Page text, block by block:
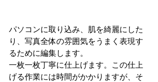
パソコンに取り込み、肌を綺麗にした
り、写真全体の雰囲気をうまく表現す
るために編集します。
一枚一枚丁寧に仕上げます。この仕上
げる作業には時間がかかりますが、そ